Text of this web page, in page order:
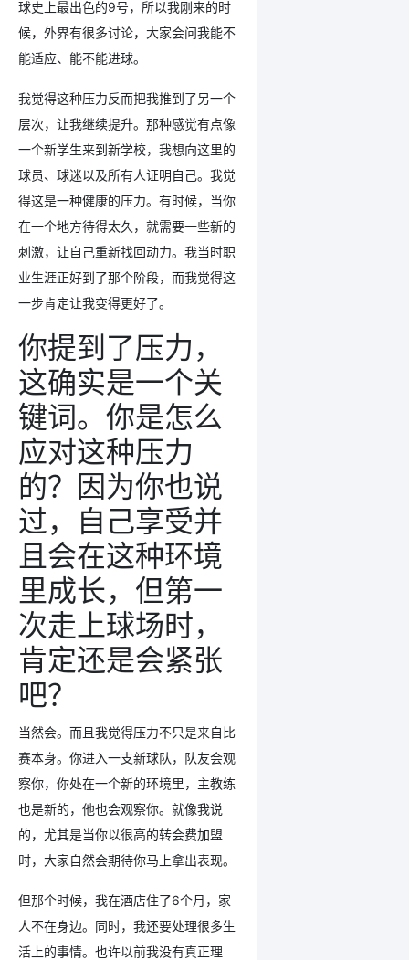
球史上最出色的9号，所以我刚来的时
候，外界有很多讨论，大家会问我能不
能适应、能不能进球。
我觉得这种压力反而把我推到了另一个
层次，让我继续提升。那种感觉有点像
一个新学生来到新学校，我想向这里的
球员、球迷以及所有人证明自己。我觉
得这是一种健康的压力。有时候，当你
在一个地方待得太久，就需要一些新的
刺激，让自己重新找回动力。我当时职
业生涯正好到了那个阶段，而我觉得这
一步肯定让我变得更好了。
你提到了压力，
这确实是一个关
键词。你是怎么
应对这种压力
的？因为你也说
过，自己享受并
且会在这种环境
里成长，但第一
次走上球场时，
肯定还是会紧张
吧？
当然会。而且我觉得压力不只是来自比
赛本身。你进入一支新球队，队友会观
察你，你处在一个新的环境里，主教练
也是新的，他也会观察你。就像我说
的，尤其是当你以很高的转会费加盟
时，大家自然会期待你马上拿出表现。
但那个时候，我在酒店住了6个月，家
人不在身边。同时，我还要处理很多生
活上的事情。也许以前我没有真正理